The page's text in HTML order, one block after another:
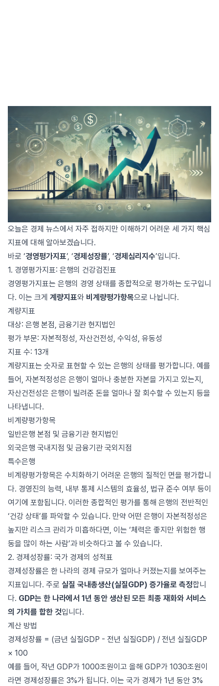
오늘은 경제 뉴스에서 자주 접하지만 이해하기 어려운 세 가지 핵심
지표에 대해 알아보겠습니다.
바로 ‘경영평가지표’, ‘경제성장률’, ‘경제심리지수’입니다.
1. 경영평가지표: 은행의 건강검진표
경영평가지표는 은행의 경영 상태를 종합적으로 평가하는 도구입니
다. 이는 크게 계량지표와 비계량평가항목으로 나뉩니다.
계량지표
대상: 은행 본점, 금융기관 현지법인
평가 부문: 자본적정성, 자산건전성, 수익성, 유동성
지표 수: 13개
계량지표는 숫자로 표현할 수 있는 은행의 상태를 평가합니다. 예를
들어, 자본적정성은 은행이 얼마나 충분한 자본을 가지고 있는지,
자산건전성은 은행이 빌려준 돈을 얼마나 잘 회수할 수 있는지 등을
나타냅니다.
비계량평가항목
일반은행 본점 및 금융기관 현지법인
외국은행 국내지점 및 금융기관 국외지점
특수은행
비계량평가항목은 수치화하기 어려운 은행의 질적인 면을 평가합니
다. 경영진의 능력, 내부 통제 시스템의 효율성, 법규 준수 여부 등이
여기에 포함됩니다. 이러한 종합적인 평가를 통해 은행의 전반적인
‘건강 상태’를 파악할 수 있습니다. 만약 어떤 은행이 자본적정성은
높지만 리스크 관리가 미흡하다면, 이는 ‘체력은 좋지만 위험한 행
동을 많이 하는 사람’과 비슷하다고 볼 수 있습니다.
2. 경제성장률: 국가 경제의 성적표
경제성장률은 한 나라의 경제 규모가 얼마나 커졌는지를 보여주는
지표입니다. 주로 실질 국내총생산(실질GDP) 증가율로 측정합니
다. GDP는 한 나라에서 1년 동안 생산된 모든 최종 재화와 서비스
의 가치를 합한 것입니다.
계산 방법
경제성장률 = (금년 실질GDP - 전년 실질GDP) / 전년 실질GDP
× 100
예를 들어, 작년 GDP가 1000조원이고 올해 GDP가 1030조원이
라면 경제성장률은 3%가 됩니다. 이는 국가 경제가 1년 동안 3%